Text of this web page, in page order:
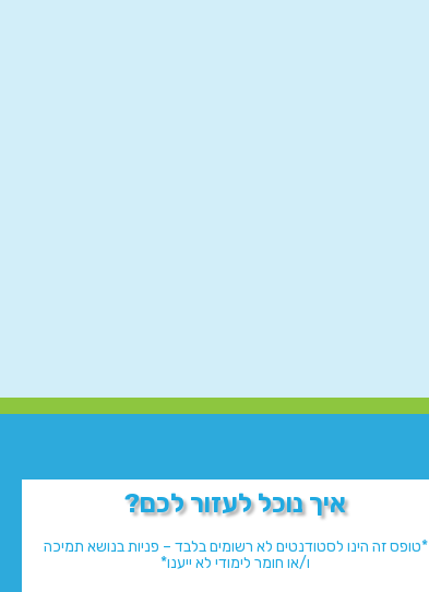
איך נוכל לעזור לכם?
*טופס זה הינו לסטודנטים לא רשומים בלבד – פניות בנושא תמיכה
ו/או חומר לימודי לא ייענו*